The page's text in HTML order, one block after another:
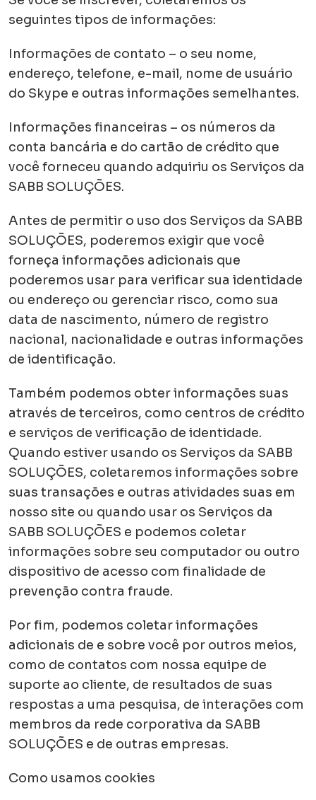
seguintes tipos de informações:
Informações de contato – o seu nome,
endereço, telefone, e-mail, nome de usuário
do Skype e outras informações semelhantes.
Informações financeiras – os números da
conta bancária e do cartão de crédito que
você forneceu quando adquiriu os Serviços da
SABB SOLUÇÕES.
Antes de permitir o uso dos Serviços da SABB
SOLUÇÕES, poderemos exigir que você
forneça informações adicionais que
poderemos usar para verificar sua identidade
ou endereço ou gerenciar risco, como sua
data de nascimento, número de registro
nacional, nacionalidade e outras informações
de identificação.
Também podemos obter informações suas
através de terceiros, como centros de crédito
e serviços de verificação de identidade.
Quando estiver usando os Serviços da SABB
SOLUÇÕES, coletaremos informações sobre
suas transações e outras atividades suas em
nosso site ou quando usar os Serviços da
SABB SOLUÇÕES e podemos coletar
informações sobre seu computador ou outro
dispositivo de acesso com finalidade de
prevenção contra fraude.
Por fim, podemos coletar informações
adicionais de e sobre você por outros meios,
como de contatos com nossa equipe de
suporte ao cliente, de resultados de suas
respostas a uma pesquisa, de interações com
membros da rede corporativa da SABB
SOLUÇÕES e de outras empresas.
Como usamos cookies